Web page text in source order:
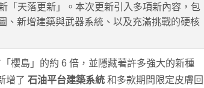
「天落更新」。本次更新引入多項新內容，包
、新增建築與武器系統、以及充滿挑戰的硬核
櫻島」的約 6 倍，並隱藏著許多強大的新種
增了 石油平台建築系統 和多款期間限定皮膚回